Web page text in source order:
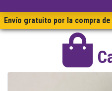
Envío gratuito por la compra